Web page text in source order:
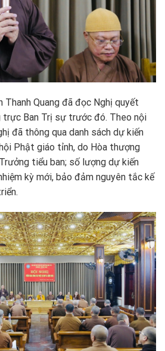
Quang đã đọc Nghị quyết
trực Ban Trị sự trước đó. Theo nội
đã thông qua danh sách dự kiến
Phật giáo tỉnh, do Hòa thượng
tiểu ban; số lượng dự kiến
kỳ mới, bảo đảm nguyên tắc kế